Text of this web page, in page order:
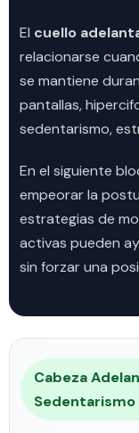
El cuello
relacionarse
se mantiene
pantallas,
sedentarismo,
En el siguiente
empeorar la
estrategias de
activas pueden
sin forzar una
Cabeza
Sedentarismo